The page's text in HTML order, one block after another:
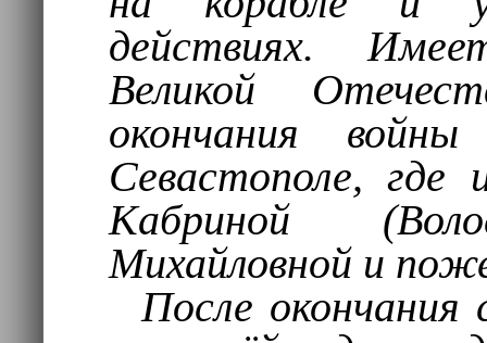
действиях.
Великой
окончания
Севастополе, где
Кабриной
Михайловной и
После окончания